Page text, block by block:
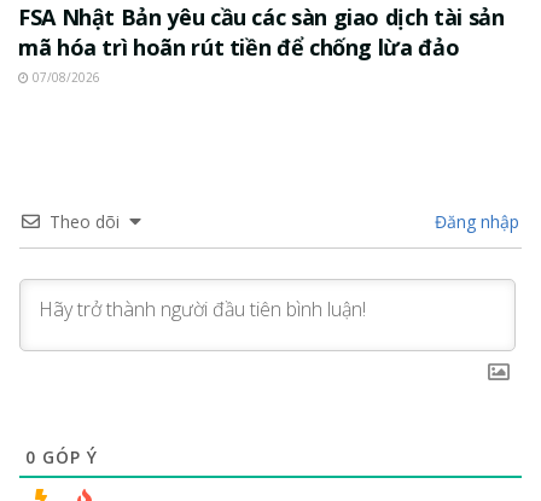
FSA Nhật Bản yêu cầu các sàn giao dịch tài sản
mã hóa trì hoãn rút tiền để chống lừa đảo
07/08/2026
Theo dõi Đăng nhập
0 GÓP Ý